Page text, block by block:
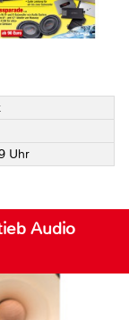
Uhr
Audio